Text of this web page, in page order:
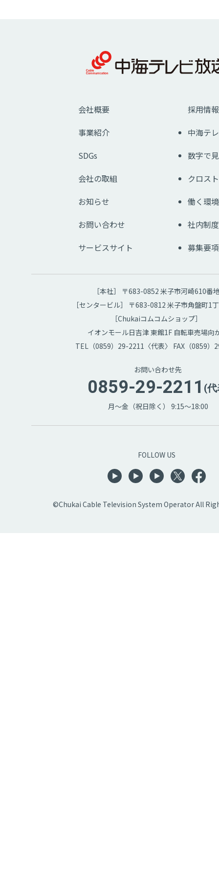
会社概要
事業紹介
SDGs
会社の取組
お知らせ
お問い合わせ
サービスサイト
採用情報
中海テ
数字で
クロス
働く環境
社内制度
募集要項
［本社］ 〒683-0852 米子市河崎610番
［センタービル］ 〒683-0812 米子市角盤町1
［Chukaiコムコムショップ］
イオンモール日吉津 東館1F 自転車売場向
TEL（0859）29-2211〈代表〉 FAX（0859）
お問い合わせ先
0859-29-2211 (
月～金（祝日除く） 9:15～18:00
FOLLOW US
©Chukai Cable Television System Operator All